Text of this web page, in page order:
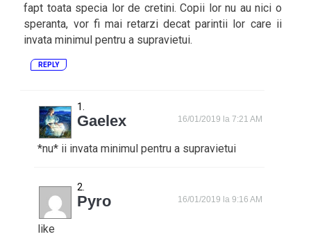
fapt toata specia lor de cretini. Copii lor nu au nici o
speranta, vor fi mai retarzi decat parintii lor care ii
invata minimul pentru a supravietui.
REPLY
Gaelex 16/01/2019 la 7:21 AM
*nu* ii invata minimul pentru a supravietui
Pyro 16/01/2019 la 9:16 AM
like